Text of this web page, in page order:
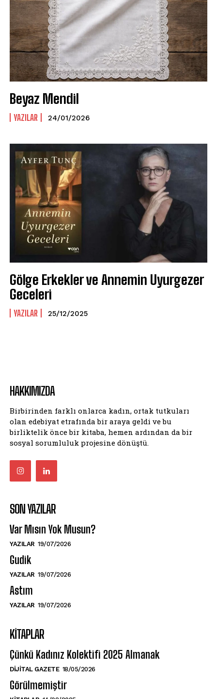
Beyaz Mendil
YAZILAR 24/01/2026
Gölge Erkekler ve Annemin Uyurgezer
Geceleri
YAZILAR 25/12/2025
HAKKIMIZDA
Birbirinden farklı onlarca kadın, ortak tutkuları
olan edebiyat etrafında bir araya geldi ve bu
birliktelik önce bir kitaba, hemen ardından da bir
sosyal sorumluluk projesine dönüştü.
SON YAZILAR
Var Mısın Yok Musun?
YAZILAR 19/07/2026
Gudik
YAZILAR 19/07/2026
Astım
YAZILAR 19/07/2026
KITAPLAR
Çünkü Kadınız Kolektifi 2025 Almanak
DIJITAL GAZETE 18/05/2026
Görülmemiştir